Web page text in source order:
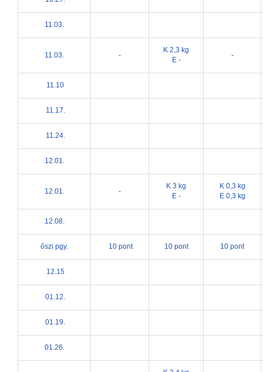
11.03.
11.03. -
K 2,3 kg
E -
-
11.10
11.17.
11.24.
12.01.
12.01. -
K 3 kg
E -
K 0,3 kg
E 0,3 kg
12.08.
őszi pgy. 10 pont 10 pont 10 pont
12.15
01.12.
01.19.
01.26.